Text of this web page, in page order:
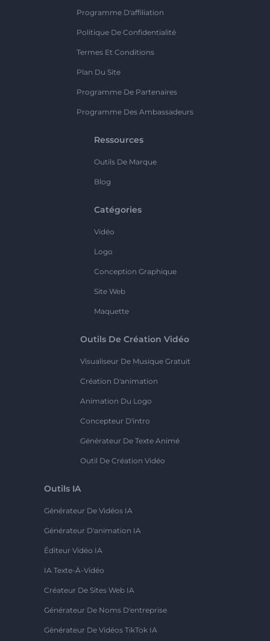
Programme D'affiliation
Politique De Confidentialité
Termes Et Conditions
Plan Du Site
Programme De Partenaires
Programme Des Ambassadeurs
Ressources
Outils De Marque
Blog
Catégories
Vidéo
Logo
Conception Graphique
Site Web
Maquette
Outils De Création Vidéo
Visualiseur De Musique Gratuit
Création D'animation
Animation Du Logo
Concepteur D'intro
Générateur De Texte Animé
Outil De Création Vidéo
Outils IA
Générateur De Vidéos IA
Générateur D'animation IA
Éditeur Vidéo IA
IA Texte-À-Vidéo
Créateur De Sites Web IA
Générateur De Noms D'entreprise
Générateur De Vidéos TikTok IA